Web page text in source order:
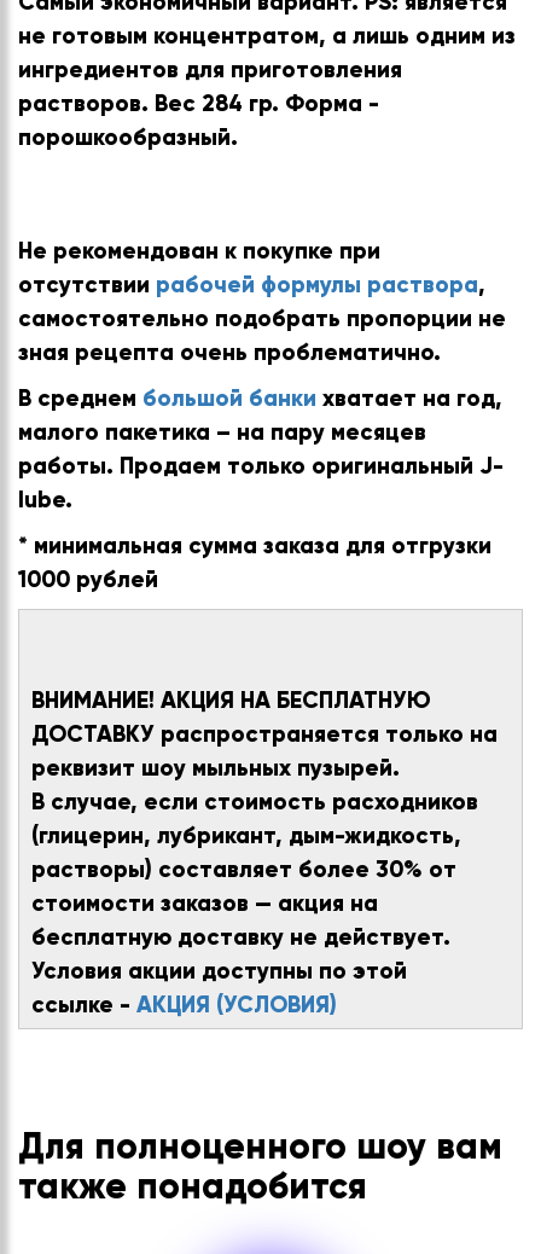
не готовым концентратом, а лишь одним из
ингредиентов для приготовления
растворов. Вес 284 гр. Форма -
порошкообразный.
Не рекомендован к покупке при
отсутствии рабочей формулы раствора,
самостоятельно подобрать пропорции не
зная рецепта очень проблематично.
В среднем большой банки хватает на год,
малого пакетика – на пару месяцев
работы. Продаем только оригинальный J-
lube.
* минимальная сумма заказа для отгрузки
1000 рублей
ВНИМАНИЕ! АКЦИЯ НА БЕСПЛАТНУЮ
ДОСТАВКУ распространяется только на
реквизит шоу мыльных пузырей.
В случае, если стоимость расходников
(глицерин, лубрикант, дым-жидкость,
растворы) составляет более 30% от
стоимости заказов — акция на
бесплатную доставку не действует.
Условия акции доступны по этой
ссылке - АКЦИЯ (УСЛОВИЯ)
Для полноценного шоу вам
также понадобится